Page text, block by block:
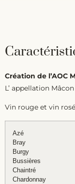
Création de l’AOC
L’ appellation
Vin rouge et vin
Azé
Bray
Burgy
Bussières
Chaintré
Chardonnay